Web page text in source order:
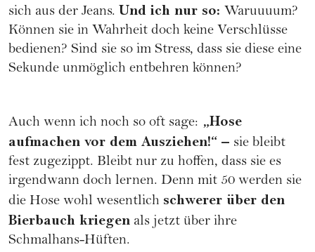
sich aus der Jeans. Und ich nur so: Waruuuum?
Können sie in Wahrheit doch keine Verschlüsse
bedienen? Sind sie so im Stress, dass sie diese eine
Sekunde unmöglich entbehren können?
Auch wenn ich noch so oft sage: „Hose
aufmachen vor dem Ausziehen!“ – sie bleibt
fest zugezippt. Bleibt nur zu hoffen, dass sie es
irgendwann doch lernen. Denn mit 50 werden sie
die Hose wohl wesentlich schwerer über den
Bierbauch kriegen als jetzt über ihre
Schmalhans-Hüften.